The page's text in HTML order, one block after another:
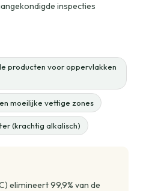
inspecties
producten voor oppervlakken
moeilijke vettige zones
(krachtig alkalisch)
elimineert 99,9% van de